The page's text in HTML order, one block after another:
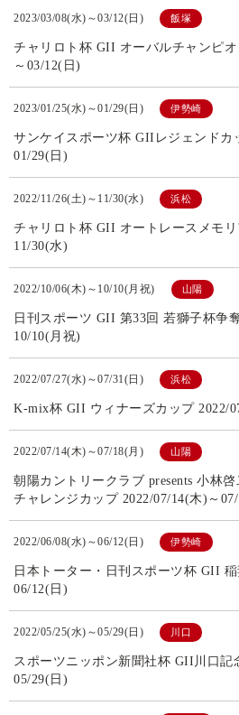
2023/03/08(水)～03/12(日) 飯塚
チャリロト杯 GII オーバルチャンピ
～03/12(日)
2023/01/25(水)～01/29(日) 伊勢崎
サンケイスポーツ杯 GIIレジェンドカ
01/29(日)
2022/11/26(土)～11/30(水) 浜松
チャリロト杯 GII オートレースメモリ
11/30(水)
2022/10/06(木)～10/10(月祝) 山陽
日刊スポーツ GII 第33回 若獅子杯争
10/10(月祝)
2022/07/27(水)～07/31(日) 浜松
K-mix杯 GII ウィナーズカップ 2022/
2022/07/14(木)～07/18(月) 山陽
朝陽カントリークラブ presents 小林
チャレンジカップ 2022/07/14(木)～
2022/06/08(水)～06/12(日) 伊勢崎
日本トーター・日刊スポーツ杯 GII
06/12(日)
2022/05/25(水)～05/29(日) 川口
スポーツニッポン新聞社杯 GII川口記
05/29(日)